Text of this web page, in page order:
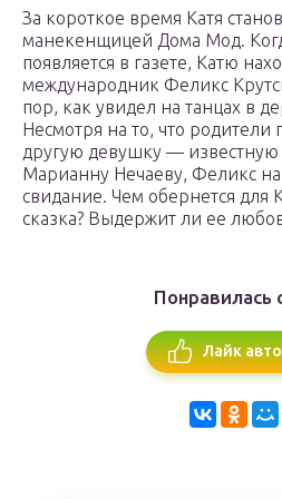
За короткое время Катя
манекенщицей Дома Мод.
появляется в газете, Катю
международник Феликс
пор, как увидел на танцах в
Несмотря на то, что родители
другую девушку —
Марианну Нечаеву, Феликс
свидание. Чем обернется для
сказка? Выдержит ли ее
Понравилась
Лайк